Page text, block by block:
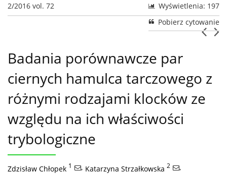
2/2016 vol. 72
Wyświetlenia: 197
Pobierz cytowanie
Badania porównawcze par
ciernych hamulca tarczowego z
różnymi rodzajami klocków ze
względu na ich właściwości
trybologiczne
Zdzisław Chłopek 1 , Katarzyna Strzałkowska 2
,